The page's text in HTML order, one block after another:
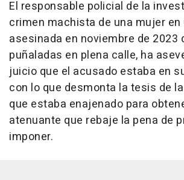
El responsable policial de la
crimen machista de una mujer en
asesinada en noviembre de 2023
puñaladas en plena calle, ha
juicio que el acusado estaba en
con lo que desmonta la tesis de
que estaba enajenado para
atenuante que rebaje la pena de
imponer.